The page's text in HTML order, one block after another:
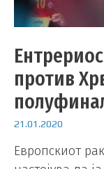
против
21.01.2020
Европскиот